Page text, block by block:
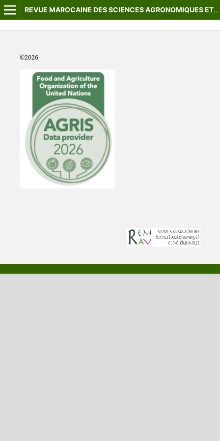
REVUE MAROCAINE DES SCIENCES AGRONOMIQUES ET VÉTÉRINAIRES
©2026